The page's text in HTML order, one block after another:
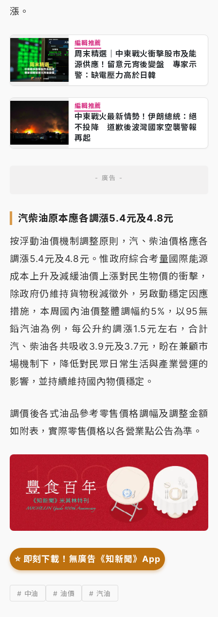
漲。
編輯推薦
周末精選｜中東戰火衝擊股市及能
源供應！留意元宵後變盤 專家示
警：缺電壓力高於日韓
編輯推薦
中東戰火最新情勢！伊朗總統：絕
不投降 道歉後波灣國家空襲警報
再起
汽柴油原本應各調漲5.4元及4.8元
按浮動油價機制調整原則，汽、柴油價格應各
調漲5.4元及4.8元。惟政府綜合考量國際能源
成本上升及減緩油價上漲對民生物價的衝擊，
除政府仍維持貨物稅減徵外，另啟動穩定因應
措施，本周國內油價整體調幅約5%，以95無
鉛汽油為例，每公升約調漲1.5元左右，合計
汽、柴油各共吸收3.9元及3.7元，盼在兼顧市
場機制下，降低對民眾日常生活與產業營運的
影響，並持續維持國內物價穩定。
調價後各式油品參考零售價格調幅及調整金額
如附表，實際零售價格以各營業點公告為準。
⭐️ 即刻下載！無廣告《知新聞》App
# 中油 # 油價 # 汽油